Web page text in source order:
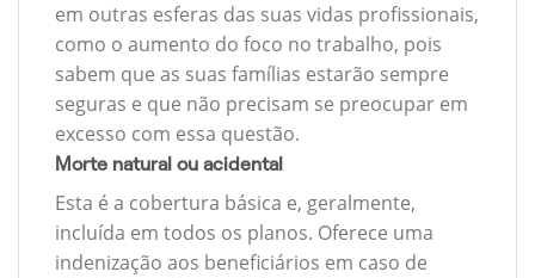
em outras esferas das suas vidas profissionais,
como o aumento do foco no trabalho, pois
sabem que as suas famílias estarão sempre
seguras e que não precisam se preocupar em
excesso com essa questão.
Morte natural ou acidental
Esta é a cobertura básica e, geralmente,
incluída em todos os planos. Oferece uma
indenização aos beneficiários em caso de